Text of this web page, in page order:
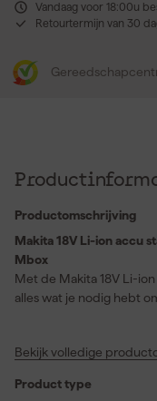
Vandaag voor 18:00u
Retourtermijn van 30
Productomschrijving
Makita 18V Li-ion accu
Mbox
Met de Makita 18V Li-
alles wat je nodig hebt
laden. Ideaal voor grote
binnen gemiddeld 45
Bekijk volledige
Product type